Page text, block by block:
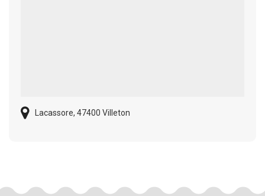
Lacassore, 47400 Villeton